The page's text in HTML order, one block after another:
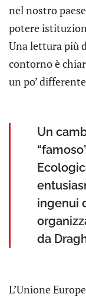
nel nostro
potere
Una lettura più
contorno è
un po’
Un
ingenui
da
L’Unione